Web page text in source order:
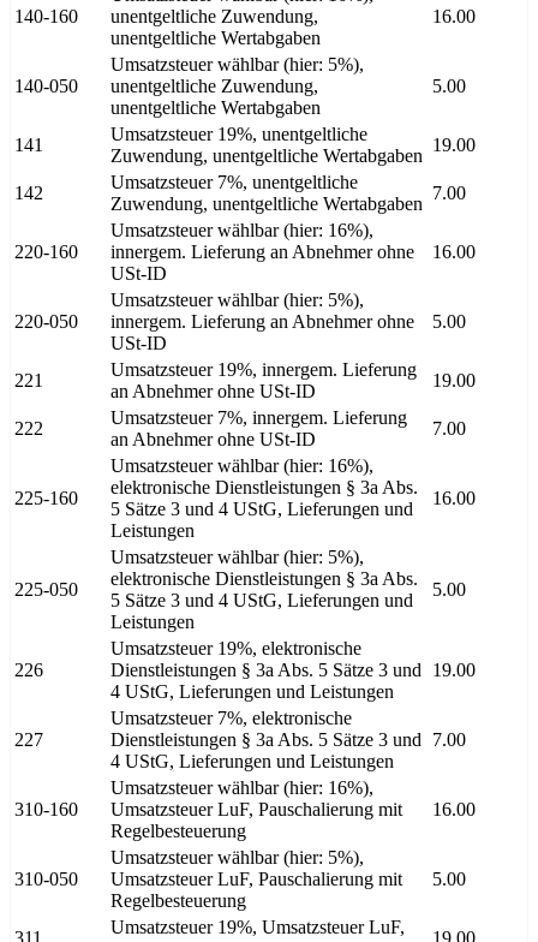
140-160
unentgeltliche Zuwendung,
unentgeltliche Wertabgaben
16.00
140-050
Umsatzsteuer wählbar (hier: 5%),
unentgeltliche Zuwendung,
unentgeltliche Wertabgaben
5.00
141
Umsatzsteuer 19%, unentgeltliche
Zuwendung, unentgeltliche Wertabgaben
19.00
142
Umsatzsteuer 7%, unentgeltliche
Zuwendung, unentgeltliche Wertabgaben
7.00
220-160
Umsatzsteuer wählbar (hier: 16%),
innergem. Lieferung an Abnehmer ohne
USt-ID
16.00
220-050
Umsatzsteuer wählbar (hier: 5%),
innergem. Lieferung an Abnehmer ohne
USt-ID
5.00
221
Umsatzsteuer 19%, innergem. Lieferung
an Abnehmer ohne USt-ID
19.00
222
Umsatzsteuer 7%, innergem. Lieferung
an Abnehmer ohne USt-ID
7.00
225-160
Umsatzsteuer wählbar (hier: 16%),
elektronische Dienstleistungen § 3a Abs.
5 Sätze 3 und 4 UStG, Lieferungen und
Leistungen
16.00
225-050
Umsatzsteuer wählbar (hier: 5%),
elektronische Dienstleistungen § 3a Abs.
5 Sätze 3 und 4 UStG, Lieferungen und
Leistungen
5.00
226
Umsatzsteuer 19%, elektronische
Dienstleistungen § 3a Abs. 5 Sätze 3 und
4 UStG, Lieferungen und Leistungen
19.00
227
Umsatzsteuer 7%, elektronische
Dienstleistungen § 3a Abs. 5 Sätze 3 und
4 UStG, Lieferungen und Leistungen
7.00
310-160
Umsatzsteuer wählbar (hier: 16%),
Umsatzsteuer LuF, Pauschalierung mit
Regelbesteuerung
16.00
310-050
Umsatzsteuer wählbar (hier: 5%),
Umsatzsteuer LuF, Pauschalierung mit
Regelbesteuerung
5.00
Umsatzsteuer 19%, Umsatzsteuer LuF,